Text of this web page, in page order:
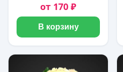
от 170 ₽
В корзину